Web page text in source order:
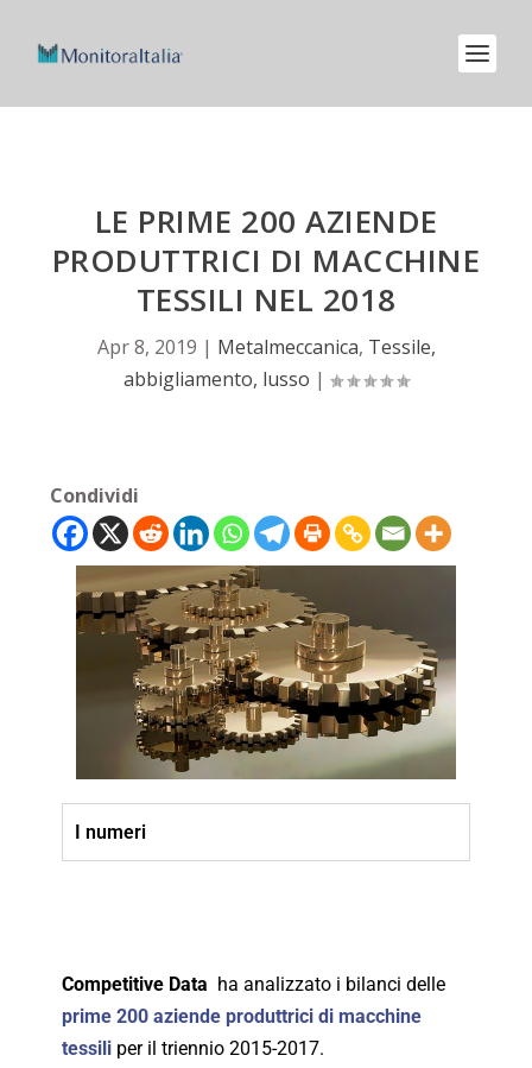
LE PRIME 200 AZIENDE
PRODUTTRICI DI MACCHINE
TESSILI NEL 2018
Apr 8, 2019 | Metalmeccanica, Tessile,
abbigliamento, lusso |
Condividi
I numeri
Competitive Data ha analizzato i bilanci delle
prime 200 aziende produttrici di macchine
tessili per il triennio 2015-2017.